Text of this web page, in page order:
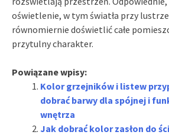
oświetlenie, w tym światła przy
równomiernie doświetlić całe
przytulny charakter.
Powiązane wpisy:
Kolor grzejników i listew
dobrać barwy dla spójnej i
wnętrza
Jak dobrać kolor zasłon do